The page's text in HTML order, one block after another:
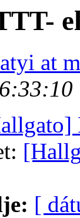
at
[